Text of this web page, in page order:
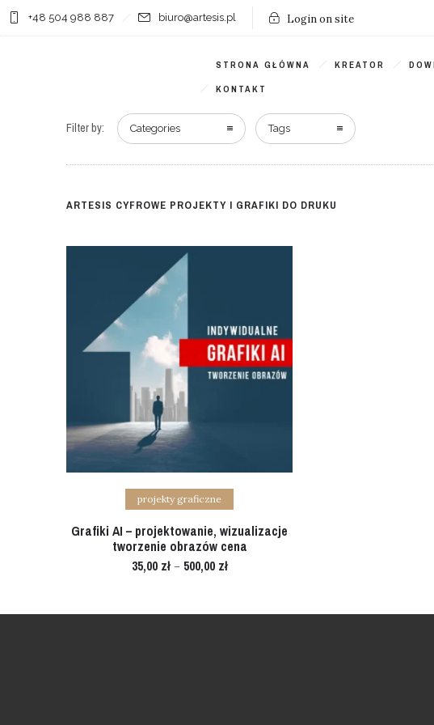
+48 504 988 887 biuro@artesis.pl Login on site
STRONA GŁÓWNA KREATOR
KONTAKT
Filter by: Categories Tags
ARTESIS CYFROWE PROJEKTY I GRAFIKI DO DRUKU
Select options
projekty graficzne
Grafiki AI – projektowanie, wizualizacje
tworzenie obrazów cena
35,00 zł– 500,00 zł